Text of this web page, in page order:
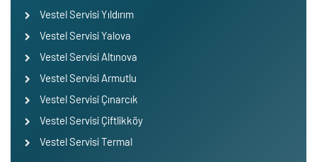
Vestel Servisi Yıldırım
Vestel Servisi Yalova
Vestel Servisi Altınova
Vestel Servisi Armutlu
Vestel Servisi Çınarcık
Vestel Servisi Çiftlikköy
Vestel Servisi Termal